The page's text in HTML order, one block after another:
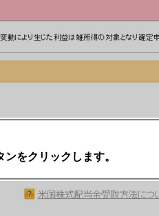
をクリックします。